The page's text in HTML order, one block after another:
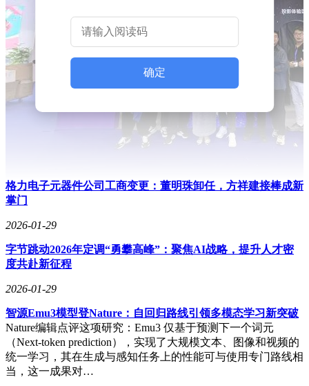
车来到浙江义乌。两人在地下室租下狭小的空间，白天研究产
品，晚上打包发货。作为景德镇人，他尝试将陶瓷工艺与小商
品结合，设计出一款通电后杯壁透光的“发光陶瓷杯”。然而，
境。
“最难的时候，我连老家都不敢回。”魏俊说。奶奶病重时，他
因债务缠身未能见最后一面，这份遗憾成为他坚持的动力。他
白天跑市场，晚上自学电路设计，在地下室用二手设备研发新
产品。2012年，陶瓷杯年销七八万个，营收超20万元，但因缺
乏资金收购工厂，项目再次搁浅。
确定
格力电子元器件公司工商变更：董明珠卸任，方祥建接棒成新
掌门
2026-01-29
字节跳动2026年定调“勇攀高峰”：聚焦AI战略，提升人才密
度共赴新征程
2026-01-29
智源Emu3模型登Nature：自回归路线引领多模态学习新突破
Nature编辑点评这项研究：Emu3 仅基于预测下一个词元
（Next-token prediction），实现了大规模文本、图像和视频的
统一学习，其在生成与感知任务上的性能可与使用专门路线相
当，这一成果对…